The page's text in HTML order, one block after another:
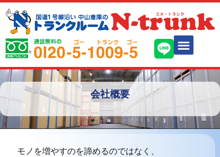
会社概要
モノを増やすのを諦めるのではなく、